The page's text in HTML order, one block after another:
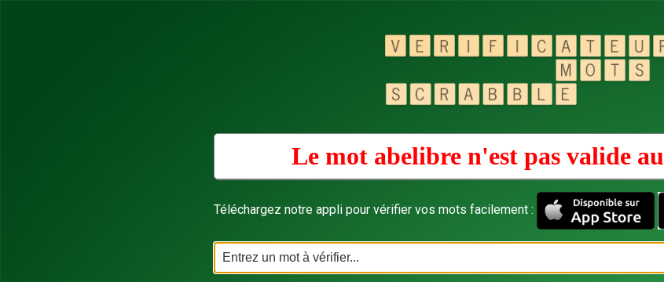
Le mot abelibre n'est pas valide au
Téléchargez notre appli pour vérifier vos mots facilement :